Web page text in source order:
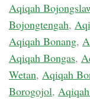
Aqiqah
Bojongtengah,
Aqiqah Bonang,
Aqiqah Bongas,
Wetan, Aqiqah
Borogojol,